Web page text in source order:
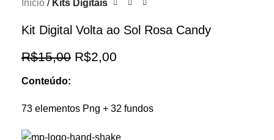
Início Kits Digitais
Kit Digital Volta ao Sol Rosa Candy
R$15,00 R$2,00
Conteúdo:
73 elementos Png + 32 fundos